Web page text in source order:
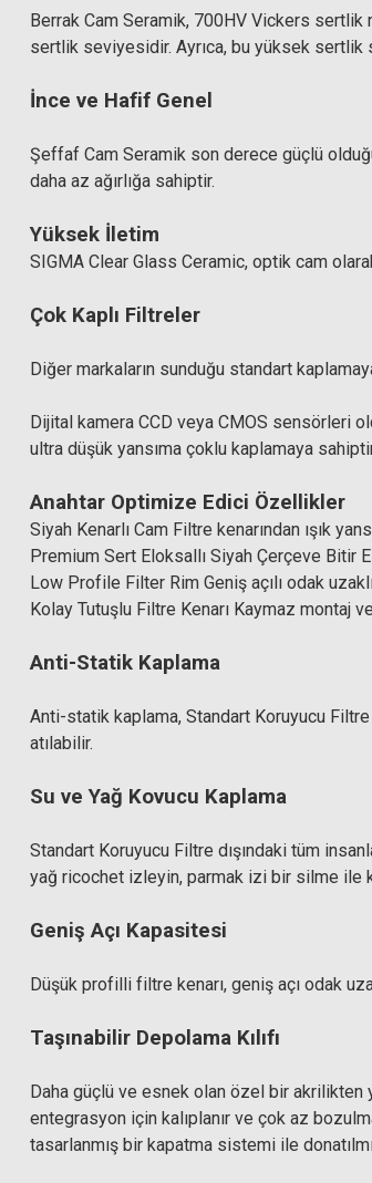
Berrak Cam Seramik, 700HV Vickers sertlik
sertlik seviyesidir. Ayrıca, bu yüksek sertlik
İnce ve Hafif Genel
Şeffaf Cam Seramik son derece güçlü
daha az ağırlığa sahiptir.
Yüksek İletim
SIGMA Clear Glass Ceramic, optik cam
Çok Kaplı Filtreler
Diğer markaların sunduğu standart
Dijital kamera CCD veya CMOS sensörleri
ultra düşük yansıma çoklu kaplamaya
Anahtar Optimize Edici Özellikler
Siyah Kenarlı Cam Filtre kenarından ışık
Premium Sert Eloksallı Siyah Çerçeve Bitir
Low Profile Filter Rim Geniş açılı odak
Kolay Tutuşlu Filtre Kenarı Kaymaz montaj
Anti-Statik Kaplama
Anti-statik kaplama, Standart Koruyucu
atılabilir.
Su ve Yağ Kovucu Kaplama
Standart Koruyucu Filtre dışındaki tüm
yağ ricochet izleyin, parmak izi bir silme ile
Geniş Açı Kapasitesi
Düşük profilli filtre kenarı, geniş açı odak
Taşınabilir Depolama Kılıfı
Daha güçlü ve esnek olan özel bir akrilikten
entegrasyon için kalıplanır ve çok az
tasarlanmış bir kapatma sistemi ile